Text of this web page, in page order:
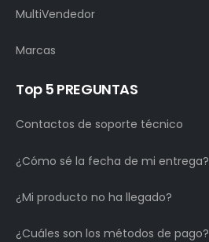
MultiVendedor
Marcas
Top 5 PREGUNTAS
Contactos de soporte técnico
¿Cómo sé la fecha de mi entrega?
¿Mi producto no ha llegado?
¿Cuáles son los métodos de pago?